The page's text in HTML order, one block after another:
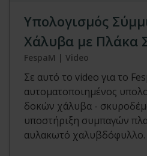
Υπολογισμός
Χάλυβα με Πλάκα
FespaM | Video
Σε αυτό το video για το
αυτοματοποιημένος
δοκών χάλυβα -
υποστήριξη συμπαγών
αυλακωτό χαλυβδόφυλλο.